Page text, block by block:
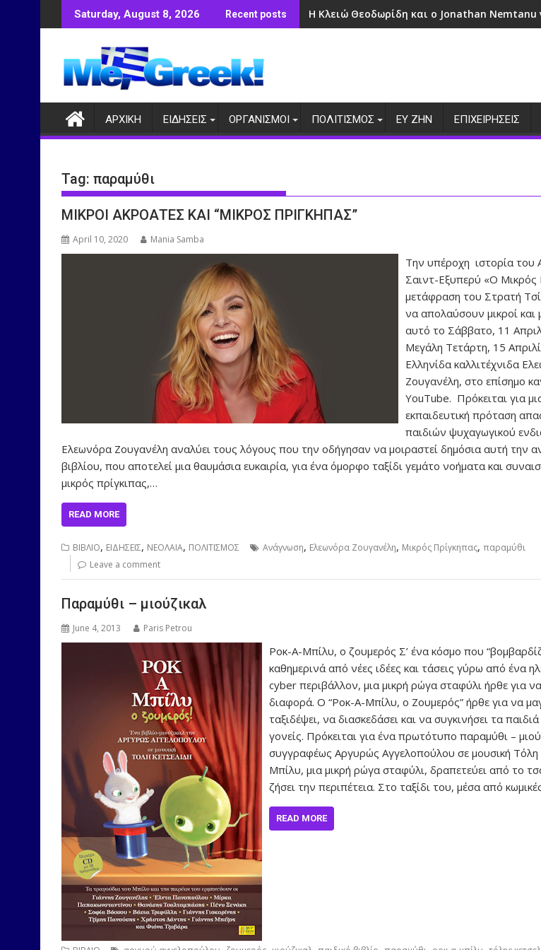
to
Saturday, August 8, 2026 Recent posts Η Κλειώ Θεοδωρίδη και ο Jonathan Nemtanu
ΑΡΧΙΚΗ ΕΙΔΗΣΕΙΣ ΟΡΓΑΝΙΣΜΟΙ ΠΟΛΙΤΙΣΜΟΣ ΕΥ ΖΗΝ ΕΠΙΧΕΙΡΗΣΕΙΣ
Tag: παραμύθι
ΜΙΚΡΟΙ ΑΚΡΟΑΤΕΣ ΚΑΙ “ΜΙΚΡΟΣ ΠΡΙΓΚΗΠΑΣ”
April 10, 2020 Mania Samba
Την υπέροχη ιστορία του
Σαιντ-Εξυπερύ «Ο Μικρός
μετάφραση του Στρατή
να απολαύσουν μικροί και
αυτό το Σάββατο, 11
Μεγάλη Τετάρτη, 15
Ελληνίδα καλλιτέχνιδα
Ζουγανέλη, στο επίσημο
YouTube. Πρόκειται για
εκπαιδευτική πρόταση
παιδιών ψυχαγωγικού
Ελεωνόρα Ζουγανέλη αναλύει τους λόγους που την οδήγησαν να μοιραστεί δημόσια αυτή την
βιβλίου, που αποτελεί μια θαυμάσια ευκαιρία, για ένα όμορφο ταξίδι γεμάτο νοήματα και
μικρός πρίγκιπας,…
READ MORE
ΒΙΒΛΙΟ, ΕΙΔΗΣΕΙΣ, ΝΕΟΛΑΙΑ, ΠΟΛΙΤΙΣΜΟΣ Ανάγνωση, Ελεωνόρα Ζουγανέλη, Μικρός Πρίγκηπας, παραμύθι
Leave a comment
Παραμύθι – μιούζικαλ
June 4, 2013 Paris Petrou
Ροκ-Α-Μπίλυ, ο ζουμερός Σ’ ένα κόσμο που
καθημερινά από νέες ιδέες και τάσεις γύρω από ένα
cyber περιβάλλον, μια μικρή ρώγα σταφύλι ήρθε για
διαφορά. Ο “Ροκ-Α-Μπίλυ, ο Ζουμερός” ήρθε για να
ταξιδέψει, να διασκεδάσει και να συγκινήσει τα
γονείς. Πρόκειται για ένα πρωτότυπο παραμύθι –
συγγραφέως Αργυρώς Αγγελοπούλου σε μουσική Τόλη
Μπίλυ, μια μικρή ρώγα σταφύλι, δραπετεύει από το
ζήσει την περιπέτεια. Στο ταξίδι του, μέσα από
READ MORE